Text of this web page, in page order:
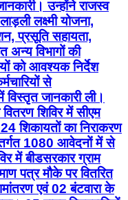
उन्होंने राजस्व
लक्ष्मी योजना,
प्रसूति सहायता,
अन्य विभागों की
को आवश्यक निर्देश
से
जानकारी ली।
शिविर में सीएम
शिकायतों का निराकरण
1080 आवेदनों में से
में बीडसरकार ग्राम
पत्र मौके पर वितरित
एवं 02 बंटवारा के